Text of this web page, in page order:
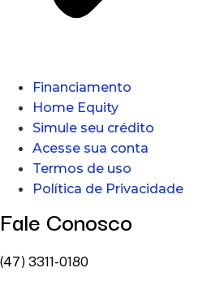
Financiamento
Home Equity
Simule seu crédito
Acesse sua conta
Termos de uso
Política de Privacidade
Fale Conosco
(47) 3311-0180